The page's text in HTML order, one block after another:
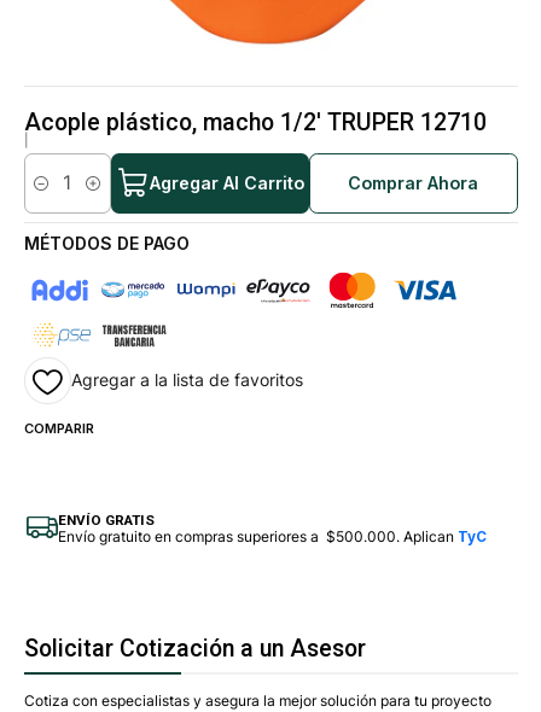
Acople plástico, macho 1/2' TRUPER 12710
Cantidad
Agregar Al Carrito Comprar Ahora
MÉTODOS DE PAGO
Agregar a la lista de favoritos
COMPARIR
ENVÍO GRATIS
Envío gratuito en compras superiores a $500.000. Aplican TyC
Solicitar Cotización a un Asesor
Cotiza con especialistas y asegura la mejor solución para tu proyecto